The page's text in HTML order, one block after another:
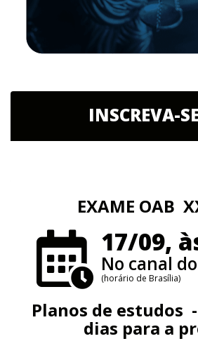
INSCREVA-
EXAME OAB
17/09,
No canal
(horário de Brasília)
Planos de estudos
dias para a